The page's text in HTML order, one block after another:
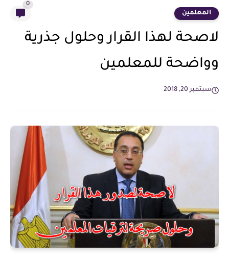
المعلمين
0
لاصحة لهذا القرار وحلول جذرية
وواضحة للمعلمين
سبتمبر 20, 2018